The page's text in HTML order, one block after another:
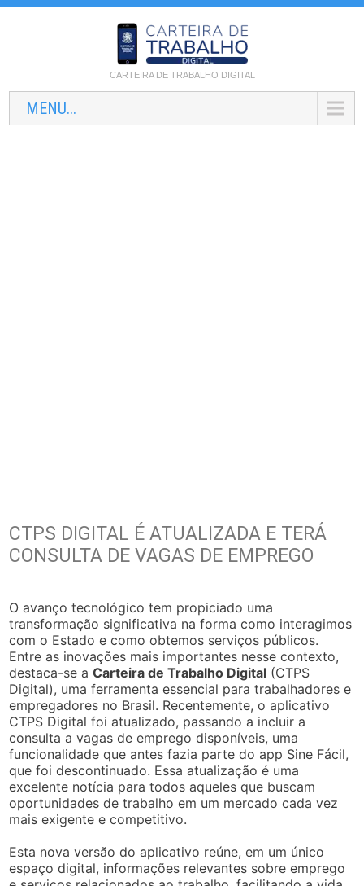
CARTEIRA DE TRABALHO DIGITAL
MENU...
CTPS DIGITAL É ATUALIZADA E TERÁ
CONSULTA DE VAGAS DE EMPREGO
O avanço tecnológico tem propiciado uma
transformação significativa na forma como interagimos
com o Estado e como obtemos serviços públicos.
Entre as inovações mais importantes nesse contexto,
destaca-se aCarteira de Trabalho Digital (CTPS
Digital), uma ferramenta essencial para trabalhadores e
empregadores no Brasil. Recentemente, o aplicativo
CTPS Digital foi atualizado, passando a incluir a
consulta a vagas de emprego disponíveis, uma
funcionalidade que antes fazia parte do app Sine Fácil,
que foi descontinuado. Essa atualização é uma
excelente notícia para todos aqueles que buscam
oportunidades de trabalho em um mercado cada vez
mais exigente e competitivo.
Esta nova versão do aplicativo reúne, em um único
espaço digital, informações relevantes sobre emprego